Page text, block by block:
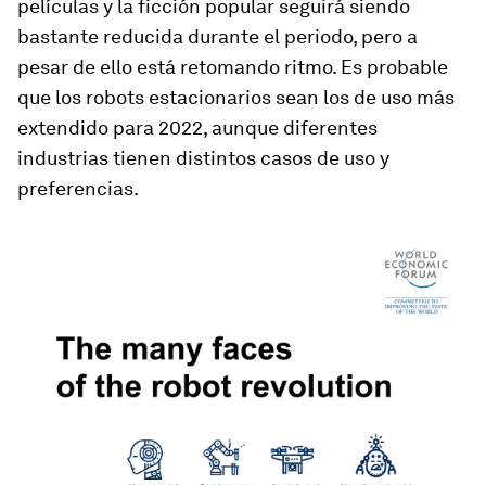
películas y la ficción popular seguirá siendo
bastante reducida durante el periodo, pero a
pesar de ello está retomando ritmo. Es probable
que los robots estacionarios sean los de uso más
extendido para 2022, aunque diferentes
industrias tienen distintos casos de uso y
preferencias.